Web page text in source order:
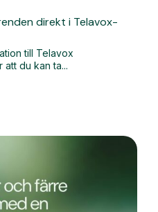
direkt i Telavox-
till Telavox
du kan ta...